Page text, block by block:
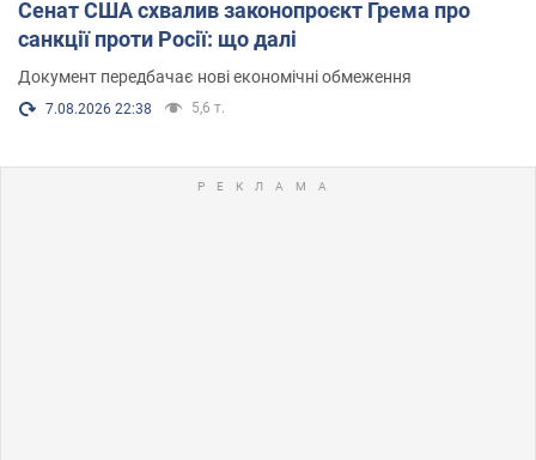
Сенат США схвалив законопроєкт Грема про
санкції проти Росії: що далі
Документ передбачає нові економічні обмеження
7.08.2026 22:38 5,6 т.